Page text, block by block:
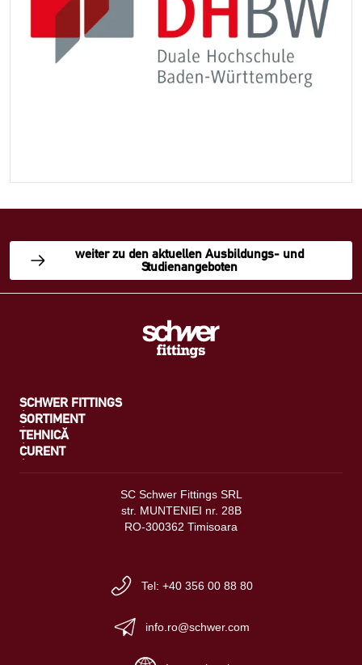
weiter zu den aktuellen Ausbildungs- und
Studienangeboten
SCHWER FITTINGS
SORTIMENT
TEHNICĂ
CURENT
SC Schwer Fittings SRL
str. MUNTENIEI nr. 28B
RO-300362 Timisoara
Tel: +40 356 00 88 80
info.ro@schwer.com